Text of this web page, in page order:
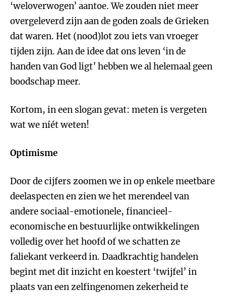
‘weloverwogen’ aantoe. We zouden niet meer
overgeleverd zijn aan de goden zoals de Grieken
dat waren. Het (nood)lot zou iets van vroeger
tijden zijn. Aan de idee dat ons leven ‘in de
handen van God ligt’ hebben we al helemaal geen
boodschap meer.
Kortom, in een slogan gevat: meten is vergeten
wat we níét weten!
Optimisme
Door de cijfers zoomen we in op enkele meetbare
deelaspecten en zien we het merendeel van
andere sociaal-emotionele, financieel-
economische en bestuurlijke ontwikkelingen
volledig over het hoofd of we schatten ze
faliekant verkeerd in. Daadkrachtig handelen
begint met dit inzicht en koestert ‘twijfel’ in
plaats van een zelfingenomen zekerheid te